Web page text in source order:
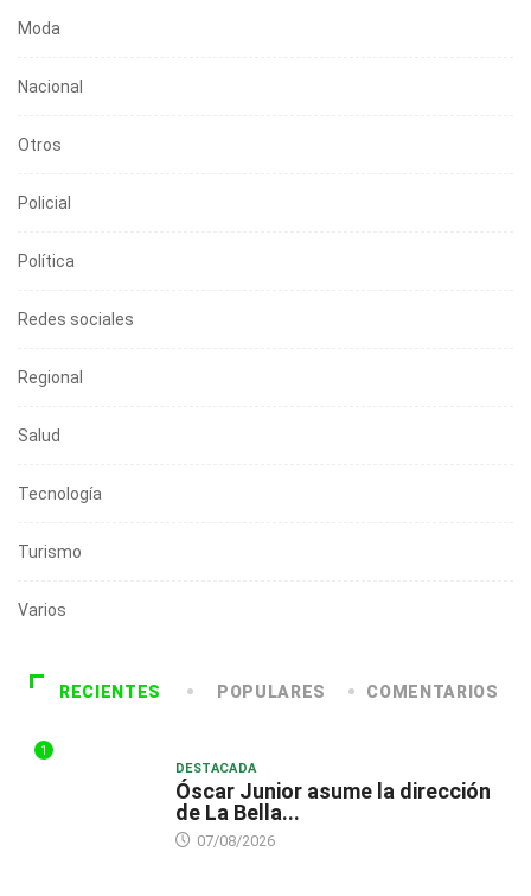
Moda
Nacional
Otros
Policial
Política
Redes sociales
Regional
Salud
Tecnología
Turismo
Varios
RECIENTES POPULARES COMENTARIOS
1
DESTACADA
Óscar Junior asume la dirección
de La Bella...
07/08/2026